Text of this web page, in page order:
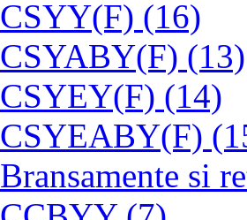
CSYY(F) (16)
CSYABY(F) (13)
CSYEY(F) (14)
CSYEABY(F)
Bransamente si